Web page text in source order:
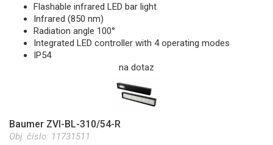
Flashable infrared LED bar light
Infrared (850 nm)
Radiation angle 100°
Integrated LED controller with 4 operating modes
IP54
na dotaz
Baumer ZVI-BL-310/54-R
Obj. číslo: 11731511